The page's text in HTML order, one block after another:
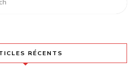
RÉCENTS